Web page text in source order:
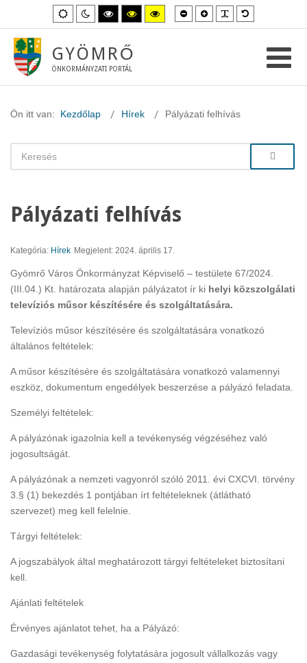
Alapértelmezett
mód
Éjszakai
mód
Magas
kontraszt
fekete-
mód.
Magas
kontraszt
fekete-
Magas
kontraszt
sárga-
Kisebb
betűméret
Nagyobb
betűméret
GYÖMRŐ
ÖNKORMÁNYZATI PORTÁL
Ön itt van: Kezdőlap Hírek Pályázati felhívás
Pályázati felhívás
Kategória: Hírek Megjelent: 2024. április 17.
Gyömrő Város Önkormányzat Képviselő – testülete 67/2024.
(III.04.) Kt. határozata alapján pályázatot ír ki helyi közszolgálati
televíziós műsor készítésére és szolgáltatására.
Televíziós műsor készítésére és szolgáltatására vonatkozó
általános feltételek:
A műsor készítésére és szolgáltatására vonatkozó valamennyi
eszköz, dokumentum engedélyek beszerzése a pályázó feladata.
Személyi feltételek:
A pályázónak igazolnia kell a tevékenység végzéséhez való
jogosultságát.
A pályázónak a nemzeti vagyonról szóló 2011. évi CXCVI. törvény
3.§ (1) bekezdés 1 pontjában írt feltételeknek (átlátható
szervezet) meg kell felelnie.
Tárgyi feltételek:
A jogszabályok által meghatározott tárgyi feltételeket biztosítani
kell.
Ajánlati feltételek
Érvényes ajánlatot tehet, ha a Pályázó:
Gazdasági tevékenység folytatására jogosult vállalkozás vagy